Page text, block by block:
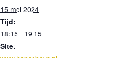
15 mei 2024
Tijd:
18:15 - 19:15
Site: